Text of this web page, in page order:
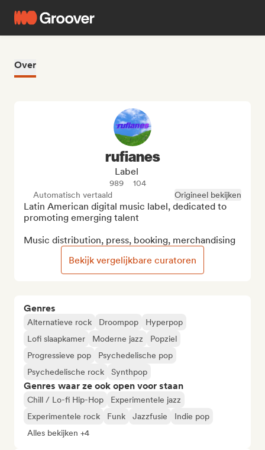
Over
Genres
Alternatieve rock Droompop
Hyperpop
Lofi slaapkamer
Moderne jazz
Popziel
Progressieve pop
Psychedelische pop
Psychedelische rock
Synthpop
Genres waar ze ook open voor staan
Chill / Lo-fi Hip-Hop
Experimentele jazz
Experimentele rock
Funk Jazzfusie
Indie pop
Alles bekijken +4
rufianes
Label
989
104
Automatisch vertaald
Origineel bekijken
Latin American digital music label, dedicated to
promoting emerging talent
Music distribution, press, booking, merchandising
Bekijk vergelijkbare curatoren